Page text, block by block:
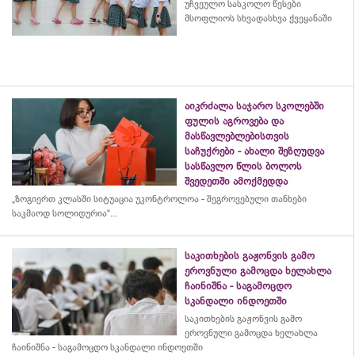
უჩვეულო სასკოლო წესები
მსოფლიოს სხვადასხვა ქვეყანაში
აიკრძალა საჯარო სკოლებში
ფულის აგროვება და
მასწავლებლებისთვის
საჩუქრები - ახალი შეზღუდვა
სასწავლო წლის ბოლოს
შვედეთში ამოქმედდა
„ზოგიერთ კლასში სიტუაცია უკონტროლოა - შეგროვებული თანხები
საკმაოდ სოლიდურია“...
საკითხების გაჟონვის გამო
ეროვნული გამოცდა ხელახლა
ჩაინიშნა - საგამოცდო
სკანდალი ინდოეთში
საკითხების გაჟონვის გამო
ეროვნული გამოცდა ხელახლა
ჩაინიშნა - საგამოცდო სკანდალი ინდოეთში